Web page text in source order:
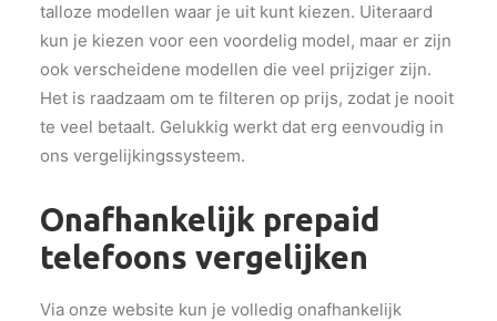
talloze modellen waar je uit kunt kiezen. Uiteraard
kun je kiezen voor een voordelig model, maar er zijn
ook verscheidene modellen die veel prijziger zijn.
Het is raadzaam om te filteren op prijs, zodat je nooit
te veel betaalt. Gelukkig werkt dat erg eenvoudig in
ons vergelijkingssysteem.
Onafhankelijk prepaid
telefoons vergelijken
Via onze website kun je volledig onafhankelijk